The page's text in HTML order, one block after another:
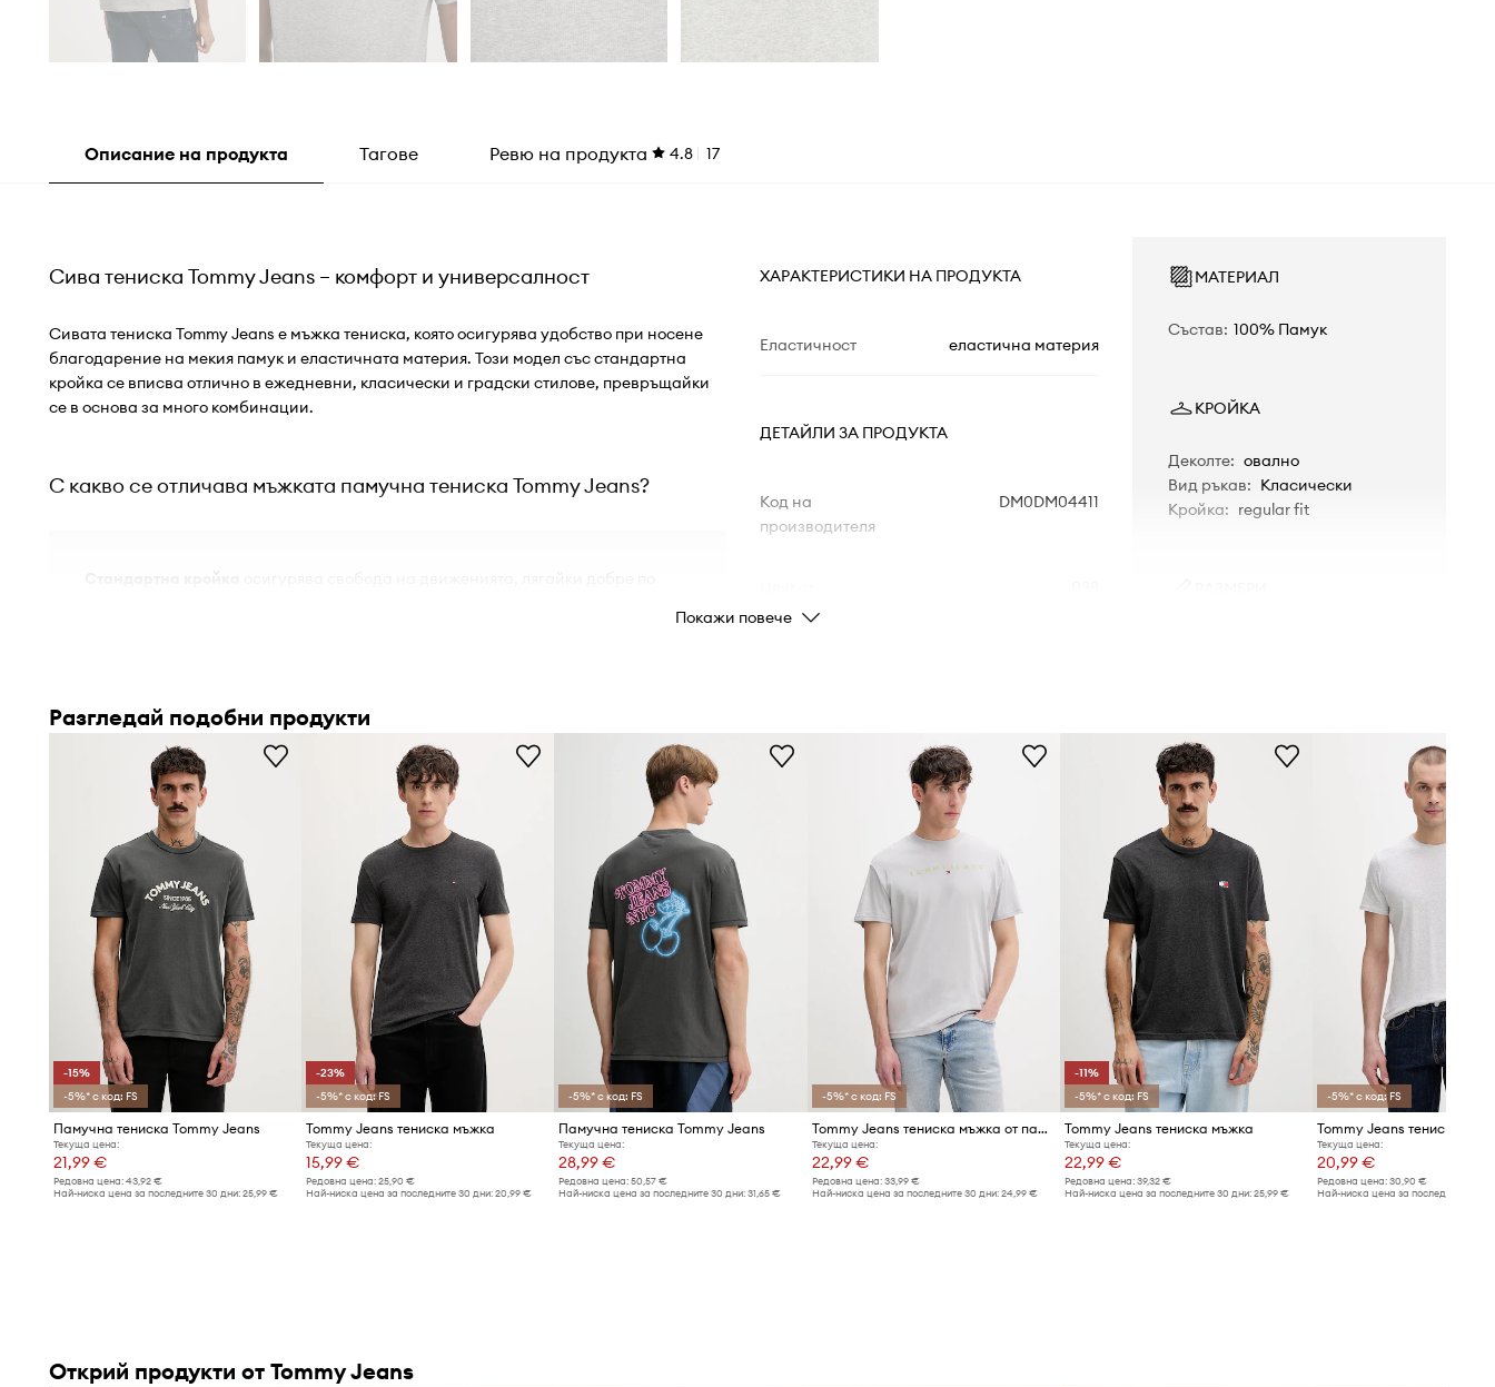
Описание на продукта Тагове Ревю на продукта 4.8 17
Сива тениска Tommy Jeans – комфорт и универсалност
Сивата тениска Tommy Jeans е мъжка тениска, която осигурява удобство при носене
благодарение на мекия памук и еластичната материя. Този модел със стандартна
кройка се вписва отлично в ежедневни, класически и градски стилове, превръщайки
се в основа за много комбинации.
С какво се отличава мъжката памучна тениска Tommy Jeans?
Еластична материяподпомага прилягането към тялото, без да
ограничава движенията по време на активност
Този модел съчетава ежедневна свободас минималистичен и градски
характер
Разполага собло деколте
, което се представя естетично на шията,
добавяйки класически завършек
Гладка текстура на материята подчертава минималистичния дизайн,
улеснявайки комбинирането с други дрехи
ХАРАКТЕРИСТИКИ НА ПРОДУКТА
Еластичност еластична материя
ДЕТАЙЛИ ЗА ПРОДУКТА
Код на
производителя
DM0DM04411
производителя
Tommy Jeans
МАТЕРИАЛ
Състав: 100% Памук
КРОЙКА
Деколте: овално
Вид ръкав: Класически
Кройка: regular fit
Покажи повече
Разгледай подобни продукти
-15%
-5%* с код: FS
Памучна тениска Tommy Jeans
Текуща цена:
21,99 €
Редовна цена: 43,92 €
Най-ниска цена за последните 30 дни: 25,99 €
-23%
-5%* с код: FS
Tommy Jeans тениска мъжка
Текуща цена:
15,99 €
Редовна цена:25,90 €
Най-ниска цена за последните 30 дни:20,99 €
-5%* с код: FS
Памучна тениска Tommy Jeans
Текуща цена:
28,99 €
Редовна цена: 50,57 €
Най-ниска цена за последните 30 дни: 31,65 €
-5%* с код: FS
Tommy Jeans тениска мъжка от памук
Текуща цена:
22,99 €
Редовна цена: 33,99 €
Най-ниска цена за последните 30 дни: 24,99 €
-11%
-5%* с код: FS
Tommy Jeans тениска мъжка
Текуща цена:
22,99 €
Редовна цена:39,32 €
Най-ниска цена за последните 30 дни:25,99 €
-5%* с код: FS
Текуща цена:
20,99 €
Редовна цена: 30,90 €
Най-ниска цена за последните 30
Открий продукти от Tommy Jeans